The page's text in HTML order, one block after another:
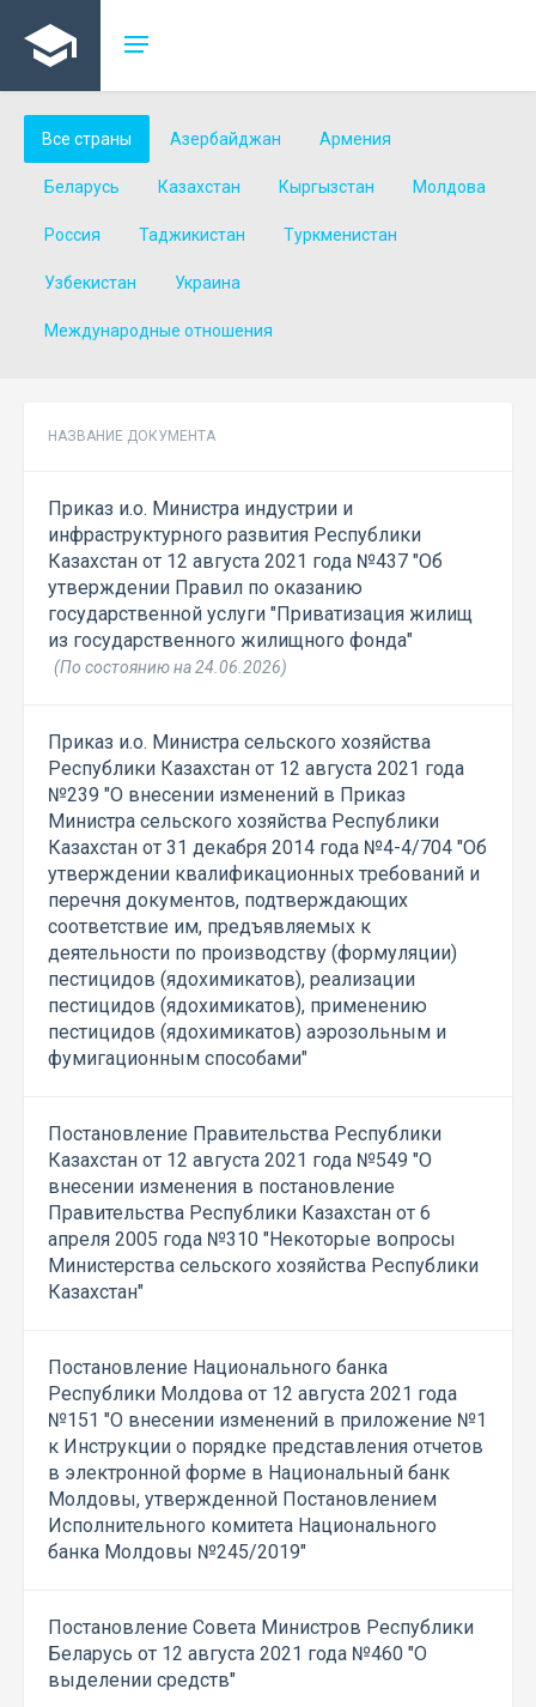
Все страны Азербайджан Армения
Беларусь Казахстан Кыргызстан Молдова
Россия Таджикистан Туркменистан
Узбекистан Украина
Международные отношения
НАЗВАНИЕ ДОКУМЕНТА
Приказ и.о. Министра индустрии и
инфраструктурного развития Республики
Казахстан от 12 августа 2021 года №437 "Об
утверждении Правил по оказанию
государственной услуги "Приватизация жилищ
из государственного жилищного фонда"
(По состоянию на 24.06.2026)
Приказ и.о. Министра сельского хозяйства
Республики Казахстан от 12 августа 2021 года
№239 "О внесении изменений в Приказ
Министра сельского хозяйства Республики
Казахстан от 31 декабря 2014 года №4-4/704 "Об
утверждении квалификационных требований и
перечня документов, подтверждающих
соответствие им, предъявляемых к
деятельности по производству (формуляции)
пестицидов (ядохимикатов), реализации
пестицидов (ядохимикатов), применению
пестицидов (ядохимикатов) аэрозольным и
фумигационным способами"
Постановление Правительства Республики
Казахстан от 12 августа 2021 года №549 "О
внесении изменения в постановление
Правительства Республики Казахстан от 6
апреля 2005 года №310 "Некоторые вопросы
Министерства сельского хозяйства Республики
Казахстан"
Постановление Национального банка
Республики Молдова от 12 августа 2021 года
№151 "О внесении изменений в приложение №1
к Инструкции о порядке представления отчетов
в электронной форме в Национальный банк
Молдовы, утвержденной Постановлением
Исполнительного комитета Национального
банка Молдовы №245/2019"
Постановление Совета Министров Республики
Беларусь от 12 августа 2021 года №460 "О
выделении средств"